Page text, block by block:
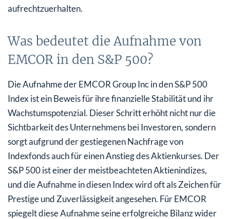
aufrechtzuerhalten.
Was bedeutet die Aufnahme von
EMCOR in den S&P 500?
Die Aufnahme der EMCOR Group Inc in den S&P 500
Index ist ein Beweis für ihre finanzielle Stabilität und ihr
Wachstumspotenzial. Dieser Schritt erhöht nicht nur die
Sichtbarkeit des Unternehmens bei Investoren, sondern
sorgt aufgrund der gestiegenen Nachfrage von
Indexfonds auch für einen Anstieg des Aktienkurses. Der
S&P 500 ist einer der meistbeachteten Aktienindizes,
und die Aufnahme in diesen Index wird oft als Zeichen für
Prestige und Zuverlässigkeit angesehen. Für EMCOR
spiegelt diese Aufnahme seine erfolgreiche Bilanz wider